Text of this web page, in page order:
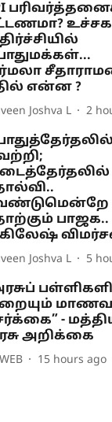
என்ன ?
Joshva L 2
பாஜக..
Joshva L 5
-
அறிக்கை
15 hours ago